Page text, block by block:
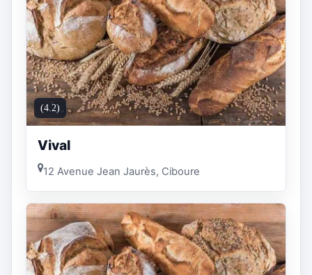
(4.2)
Vival
12 Avenue Jean Jaurès, Ciboure